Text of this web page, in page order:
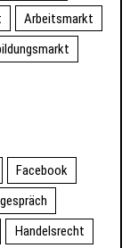
Arbeitsmarkt
Facebook
Handelsrecht